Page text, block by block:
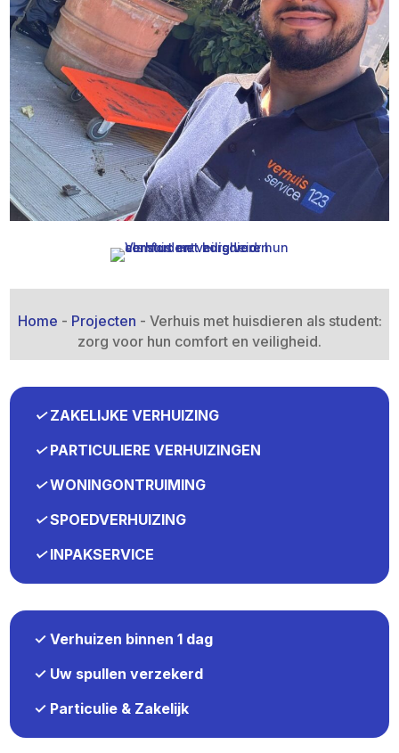
Home - Projecten - Verhuis met huisdieren als student:
zorg voor hun comfort en veiligheid.​
✓ZAKELIJKE VERHUIZING
✓PARTICULIERE VERHUIZINGEN
✓WONINGONTRUIMING
✓SPOEDVERHUIZING
✓INPAKSERVICE
✓ Verhuizen binnen 1 dag
✓ Uw spullen verzekerd
✓ Particulie & Zakelijk